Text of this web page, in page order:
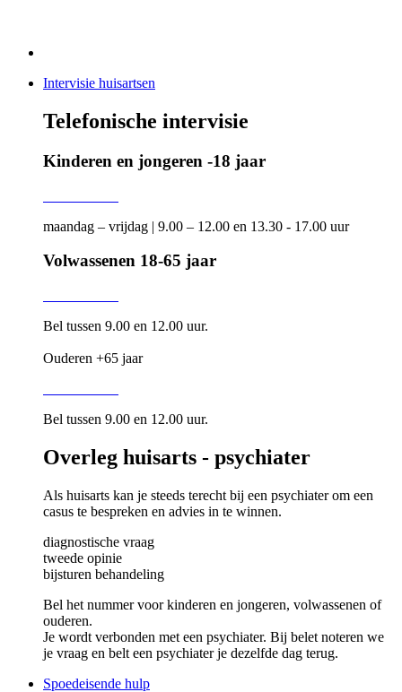
Intervisie huisartsen
Telefonische intervisie
Kinderen en jongeren -18 jaar
maandag – vrijdag | 9.00 – 12.00 en 13.30 - 17.00 uur
Volwassenen 18-65 jaar
Bel tussen 9.00 en 12.00 uur.
Ouderen +65 jaar
Bel tussen 9.00 en 12.00 uur.
Overleg huisarts - psychiater
Als huisarts kan je steeds terecht bij een psychiater om een
casus te bespreken en advies in te winnen.
diagnostische vraag
tweede opinie
bijsturen behandeling
Bel het nummer voor kinderen en jongeren, volwassenen of
ouderen.
Je wordt verbonden met een psychiater. Bij belet noteren we
je vraag en belt een psychiater je dezelfde dag terug.
Spoedeisende hulp